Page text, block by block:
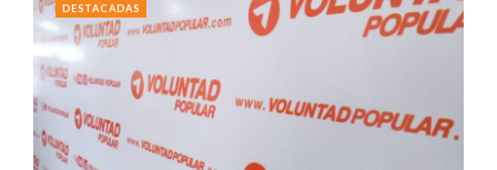
DESTACADAS